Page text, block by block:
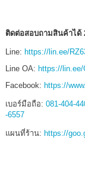
ติดต่อสอบถามสินค้าได้
Line: https://lin.ee/
Line OA: https://
Facebook: https://
เบอร์มือถือ: 081-404-
-6557
แผนที่ร้าน: https://